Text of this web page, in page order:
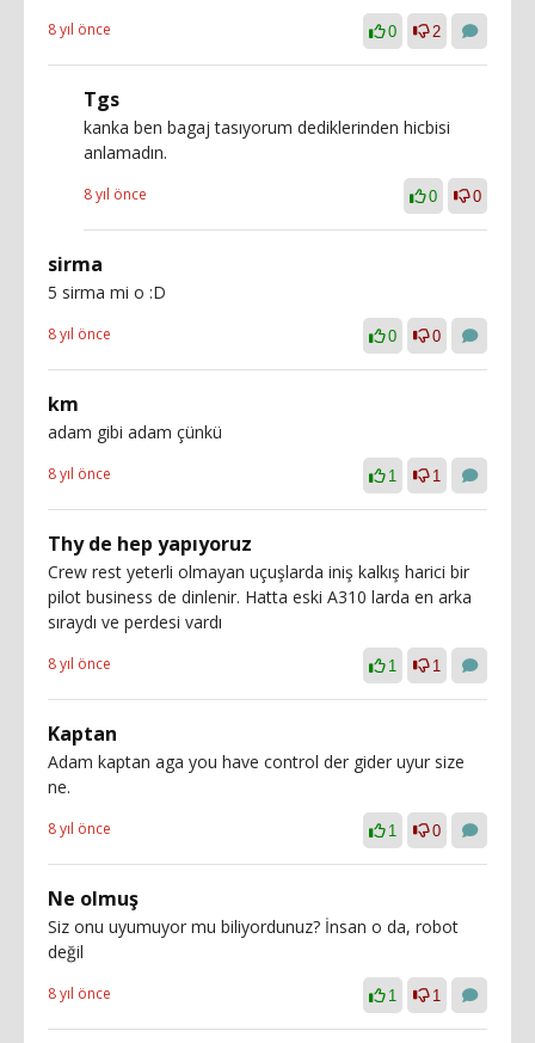
8 yıl önce 0 2
Tgs
kanka ben bagaj tasıyorum dediklerinden hicbisi
anlamadın.
8 yıl önce 0 0
sirma
5 sirma mi o :D
8 yıl önce 0 0
km
adam gibi adam çünkü
8 yıl önce 1 1
Thy de hep yapıyoruz
Crew rest yeterli olmayan uçuşlarda iniş kalkış harici bir
pilot business de dinlenir. Hatta eski A310 larda en arka
sıraydı ve perdesi vardı
8 yıl önce 1 1
Kaptan
Adam kaptan aga you have control der gider uyur size
ne.
8 yıl önce 1 0
Ne olmuş
Siz onu uyumuyor mu biliyordunuz? İnsan o da, robot
değil
8 yıl önce 1 1